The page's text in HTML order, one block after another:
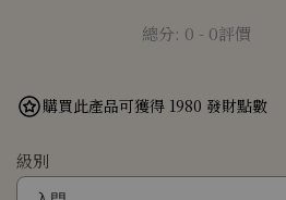
總分: 0 - 0評價
購買此產品可獲得 1980 發財點數
級別